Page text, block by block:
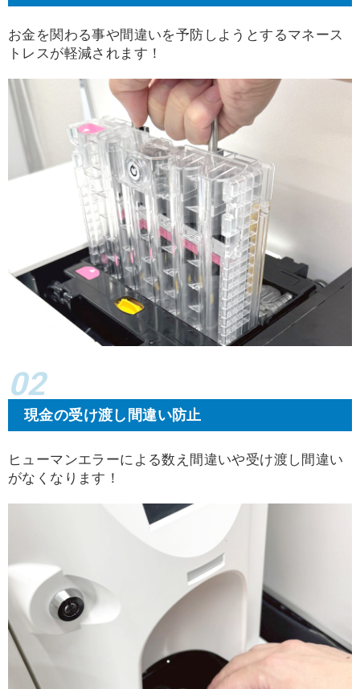
お金を関わる事や間違いを予防しようとするマネース
トレスが軽減されます！
02
現金の受け渡し間違い防止
ヒューマンエラーによる数え間違いや受け渡し間違い
がなくなります！